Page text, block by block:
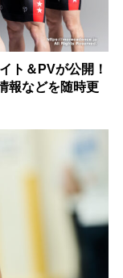
ト＆PVが公開！
報などを随時更